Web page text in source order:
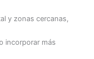
y zonas cercanas,
incorporar más